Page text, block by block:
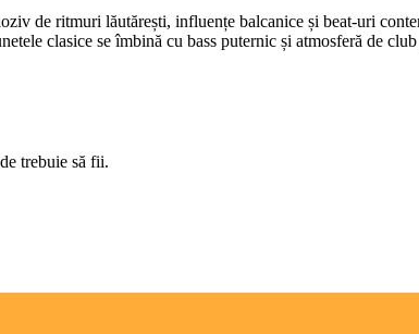
de ritmuri lăutărești, influențe balcanice și beat-uri
clasice se îmbină cu bass puternic și atmosferă de
trebuie să fii.